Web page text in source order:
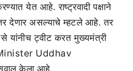
येत आहे. राष्ट्रवादी पक्षाने
देणार असल्याचे म्हटले आहे. तर
यांनीच ट्वीट करत मुख्यमंत्री
Uddhav